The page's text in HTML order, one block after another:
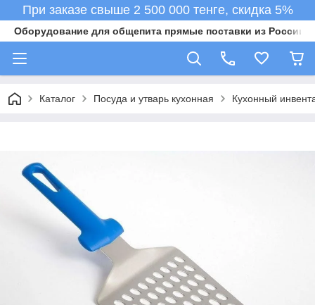
При заказе свыше 2 500 000 тенге, скидка 5%
Оборудование для общепита прямые поставки из России в
Каталог Посуда и утварь кухонная Кухонный